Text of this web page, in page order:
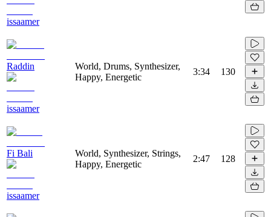
issaamer
Raddin
issaamer
World, Drums, Synthesizer,
Happy, Energetic
3:34 130
Fi Bali
issaamer
World, Synthesizer, Strings,
Happy, Energetic
2:47 128